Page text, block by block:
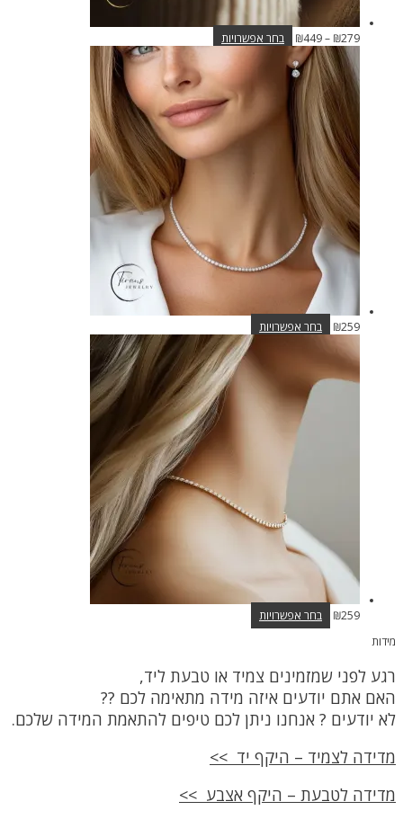
₪279
–
₪449
טווח
מחירים:
בחר אפשרויות
יש
מספר
סוגים.
ניתן
לבחור
את
האפשרויות
₪259 בחר אפשרויות
זה
יש
מספר
סוגים.
האפשרויות
₪259 בחר אפשרויות
זה
סוגים.
ניתן
לבחור
את
בעמוד
המוצר
מידות
רגע לפני שמזמינים צמיד או טבעת ליד,
האם אתם יודעים איזה מידה מתאימה לכם ??
לא יודעים ? אנחנו ניתן לכם טיפים להתאמת המידה שלכם.
מדידה לצמיד – היקף יד >>
מדידה לטבעת – היקף אצבע >>